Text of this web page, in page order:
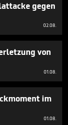
gegen
02.08.
von
01.08.
im
01.08.